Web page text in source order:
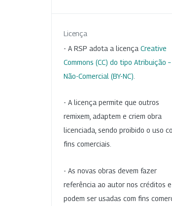
Licença
- A RSP adota a licença Creative
Commons (CC) do tipo Atribuição –
Não-Comercial (BY-NC)
- A licença permite que outros
remixem, adaptem e criem obra
licenciada, sendo proibido o uso
fins comerciais.
- As novas obras devem fazer
referência ao autor nos créditos
podem ser usadas com fins